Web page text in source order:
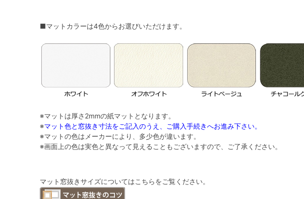
■マットカラーは4色からお選びいただけます。
※マットは厚さ2mmの紙マット となります。
※マット色と窓抜き寸法をご記入のうえ、ご購入手続きへお進み下さい。
※マットの色はメーカーにより、多少色が違います。
※画面上の色は実色と異なって見えることもございますので、ご了承ください。
マット窓抜きサイズについてはこちらをご覧ください。